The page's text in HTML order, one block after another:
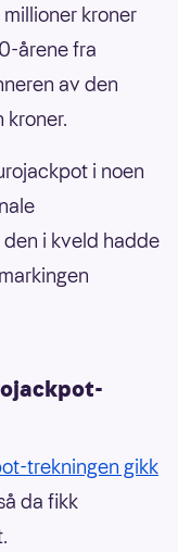
kroner
årene fra
av den
kroner.
i noen
i kveld hadde
trekningen gikk
da fikk